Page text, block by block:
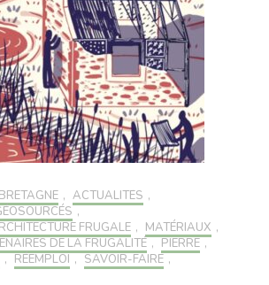
, ACTUALITÉS ,
,
FRUGALE , MATÉRIAUX ,
DE LA FRUGALITÉ , PIERRE ,
, RÉEMPLOI , SAVOIR-FAIRE ,